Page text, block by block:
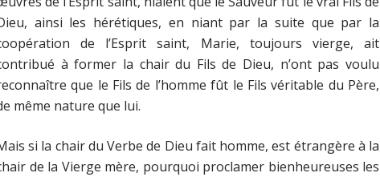
ainsi les hérétiques, en niant par la suite que par la
de l’Esprit saint, Marie, toujours vierge, ait
à former la chair du Fils de Dieu, n’ont pas voulu
que le Fils de l’homme fût le Fils véritable du Père,
même nature que lui.
si la chair du Verbe de Dieu fait homme, est étrangère à la
de la Vierge mère, pourquoi proclamer bienheureuses les